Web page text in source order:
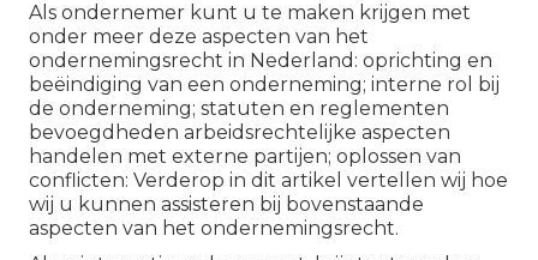
Als ondernemer kunt u te maken krijgen met
onder meer deze aspecten van het
ondernemingsrecht in Nederland: oprichting en
beëindiging van een onderneming; interne rol bij
de onderneming; statuten en reglementen
bevoegdheden arbeidsrechtelijke aspecten
handelen met externe partijen; oplossen van
conflicten: Verderop in dit artikel vertellen wij hoe
wij u kunnen assisteren bij bovenstaande
aspecten van het ondernemingsrecht.